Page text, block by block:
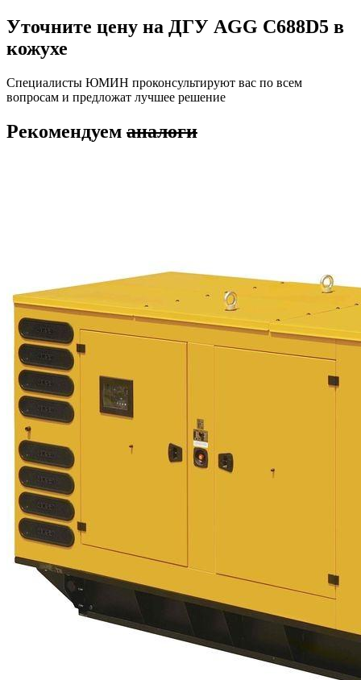
Уточните цену на ДГУ AGG C688D5 в
кожухе
Специалисты ЮМИН проконсультируют вас по всем
вопросам и предложат лучшее решение
Рекомендуем аналоги